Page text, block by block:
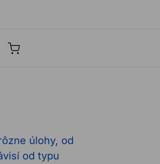
in
úlohy, od
od typu